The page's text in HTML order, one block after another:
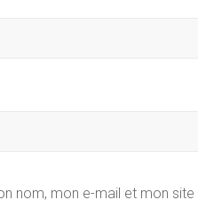
nom, mon e-mail et mon